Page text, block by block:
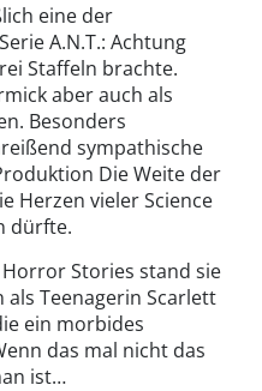
eine der
A.N.T.: Achtung
Staffeln brachte.
aber auch als
Besonders
sympathische
Die Weite der
Herzen vieler Science
dürfte.
Stories stand sie
Teenagerin Scarlett
ein morbides
das mal nicht das
ist…